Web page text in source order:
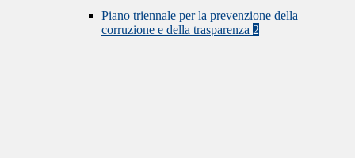
Piano triennale per la prevenzione della
corruzione e della trasparenza 2